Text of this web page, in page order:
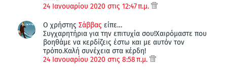
24 Ιανουαρίου 2020 στις 12:47 π.μ.
Ο χρήστης Σάββας είπε…
Συγχαρητήρια για την επιτυχία σου!Χαιρόμαστε που
βοηθάμε να κερδίζεις έστω και με αυτόν τον
τρόπο.Καλή συνέχεια στα κέρδη!
24 Ιανουαρίου 2020 στις 8:58 π.μ.